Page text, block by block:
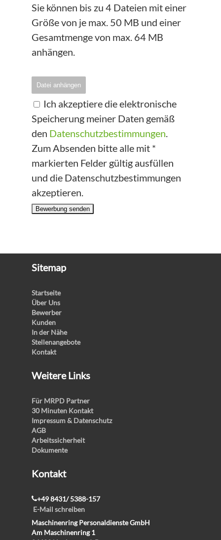
Sie können bis zu 4 Dateien mit einer
Größe von je max. 50 MB und einer
Gesamtmenge von max. 64 MB
anhängen.
Datei anhängen
Ich akzeptiere die elektronische
Speicherung meiner Daten gemäß
den Datenschutzbestimmungen.
Zum Absenden bitte alle mit *
markierten Felder gültig ausfüllen
und die Datenschutzbestimmungen
akzeptieren.
Bewerbung senden
Sitemap
Startseite
Über Uns
Bewerber
Kunden
In der Nähe
Stellenangebote
Kontakt
Weitere Links
Für MRPD Partner
30 Minuten Kontakt
Impressum & Datenschutz
AGB
Arbeitssicherheit
Dokumente
Kontakt
+49 8431/ 5388-157
E-Mail schreiben
Maschinenring Personaldienste GmbH
Am Maschinenring 1